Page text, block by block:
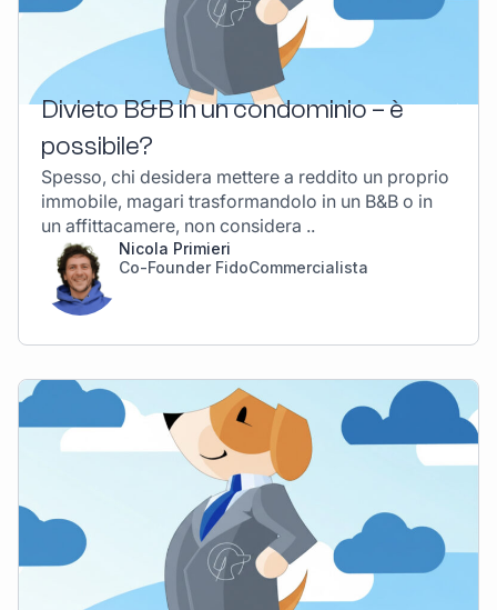
Divieto B&B in un condominio – è
possibile?
Spesso, chi desidera mettere a reddito un proprio
immobile, magari trasformandolo in un B&B o in
un affittacamere, non considera ..
Nicola Primieri
Co-Founder FidoCommercialista